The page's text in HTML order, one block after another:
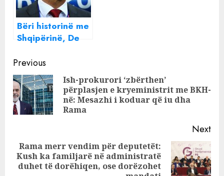
Bëri historinë me
Shqipërinë, De
dorëheqjen nga
kombëtarja e…
Continue
Reading
Previous
Ish-prokurori ‘zbërthen’
përplasjen e kryeministrit me BKH-
në: Mesazhi i koduar që iu dha
Rama
Next
Next
post:
Rama merr vendim për deputetët:
Kush ka familjarë në administratë
duhet të dorëhiqen, ose dorëzohet